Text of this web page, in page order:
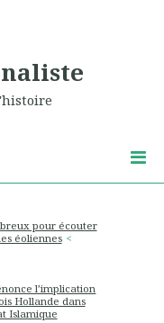
pour écouter
éoliennes
l’implication
Hollande dans
Islamique